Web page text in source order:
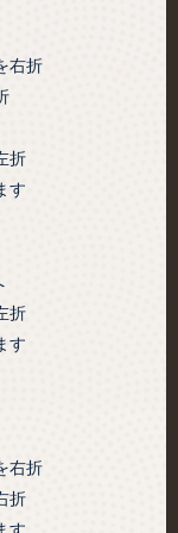
右折
折
す
折
す
右折
折